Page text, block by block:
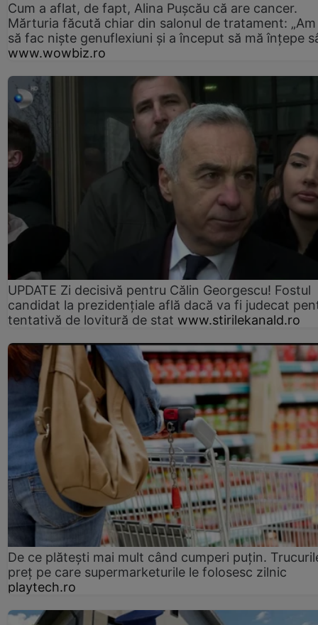
Cum a aflat, de fapt, Alina Pușcău că are cancer.
Mărturia făcută chiar din salonul de tratament:
să fac niște genuflexiuni și a început să mă înțepe
www.wowbiz.ro
UPDATE Zi decisivă pentru Călin Georgescu! Fostul
candidat la prezidențiale află dacă va fi judecat
tentativă de lovitură de stat www.stirilekanald.ro
De ce plătești mai mult când cumperi puțin.
preț pe care supermarketurile le folosesc zilnic
playtech.ro